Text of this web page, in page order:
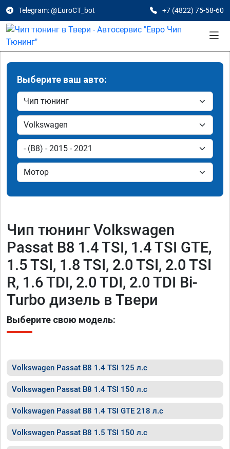
Telegram: @EuroCT_bot +7 (4822) 75-58-60
Выберите ваш авто:
Чип тюнинг Volkswagen
Passat B8 1.4 TSI, 1.4 TSI GTE,
1.5 TSI, 1.8 TSI, 2.0 TSI, 2.0 TSI
R, 1.6 TDI, 2.0 TDI, 2.0 TDI Bi-
Turbo дизель в Твери
Выберите свою модель:
Volkswagen Passat B8 1.4 TSI 125 л.с
Volkswagen Passat B8 1.4 TSI 150 л.с
Volkswagen Passat B8 1.4 TSI GTE 218 л.с
Volkswagen Passat B8 1.5 TSI 150 л.с